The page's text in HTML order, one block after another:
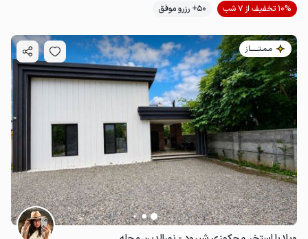
10% تخفیف از 7 شب
50+ رزرو موفق
مـمـتــــــاز